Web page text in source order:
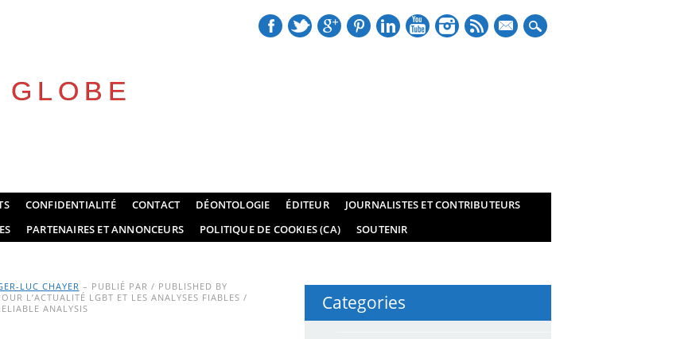
mail
CONFIDENTIALITÉ CONTACT DÉONTOLOGIE ÉDITEUR
JOURNALISTES ET CONTRIBUTEURS
PARTENAIRES ET ANNONCEURS POLITIQUE DE COOKIES (CA) SOUTENIR
LUC CHAYER – PUBLIÉ PAR / PUBLISHED BY
L’ACTUALITÉ LGBT ET LES ANALYSES FIABLES /
ANALYSIS
Categories